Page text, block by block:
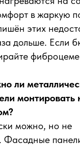
в жаркую
этих
дольше. Если
ли
монтировать
можно, но не
Фасадные